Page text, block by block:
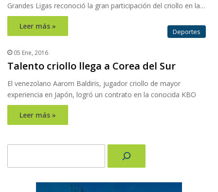
Grandes Ligas reconoció la gran participación del criollo en la…
Leer más »
Deportes
05 Ene, 2016
Talento criollo llega a Corea del Sur
El venezolano Aarom Baldiris, jugador criollo de mayor
experiencia en Japón, logró un contrato en la conocida KBO
Leer más »